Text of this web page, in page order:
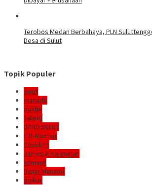
Terobos Medan Berbahaya, PLN
Desa di Sulut
Topik Populer
sulut
manado
politik
Talaud
DPRD SULUT
E2L-Mantap
Covid-19
James A Kojongian
kriminal
Banjir Manado
golkar